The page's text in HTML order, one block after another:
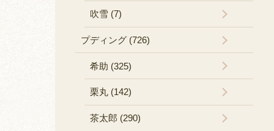
吹雪 (7)
プディング (726)
希助 (325)
栗丸 (142)
茶太郎 (290)